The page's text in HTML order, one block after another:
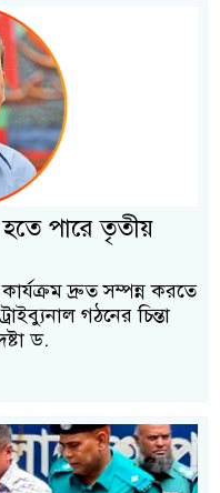
পারে তৃতীয়
দ্রুত সম্পন্ন করতে
গঠনের চিন্তা
ড.